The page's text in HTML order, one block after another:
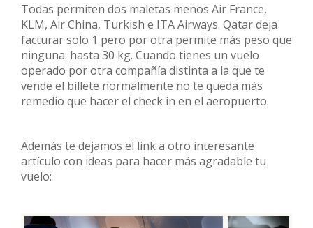
Todas permiten dos maletas menos Air France,
KLM, Air China, Turkish e ITA Airways. Qatar deja
facturar solo 1 pero por otra permite más peso que
ninguna: hasta 30 kg. Cuando tienes un vuelo
operado por otra compañía distinta a la que te
vende el billete normalmente no te queda más
remedio que hacer el check in en el aeropuerto.
Además te dejamos el link a otro interesante
artículo con ideas para hacer más agradable tu
vuelo: